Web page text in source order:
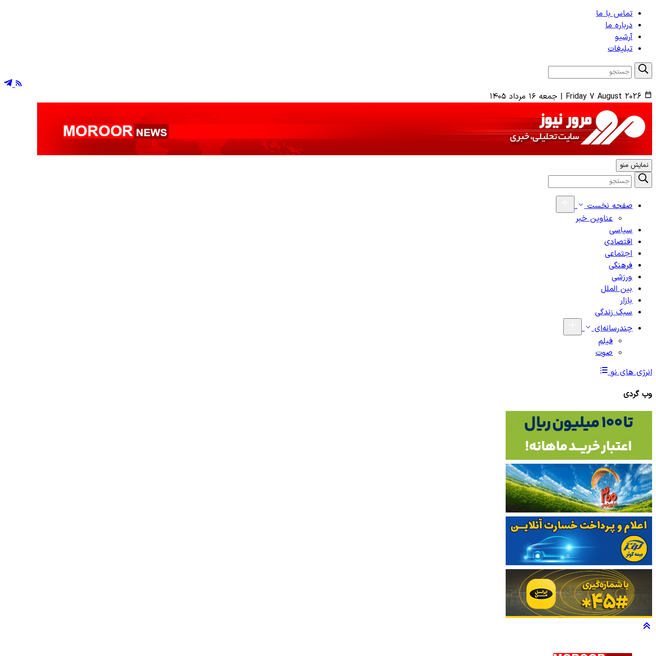
تماس با ما
درباره ما
آرشیو
تبلیغات
Friday 7 August 2026
| جمعه ۱۶ مرداد ۱۴۰۵
نمایش منو
صفحه نخست
عناوین خبر
سیاسی
اقتصادی
اجتماعی
فرهنگی
ورزشی
بین الملل
بازار
سبک زندگی
چندرسانه‌ای
فیلم
صوت
انرژی های نو
وب گردی